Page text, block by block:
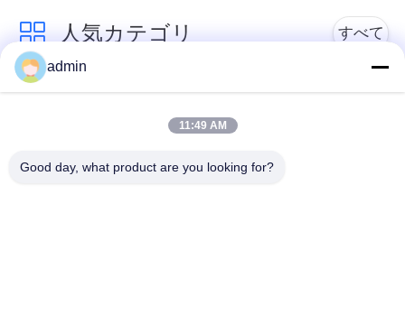
連
絡
く
さ
人気カテゴリ すべて
イルのフロアーリン
admin
11:49 AM
Good day, what product are you looking for?